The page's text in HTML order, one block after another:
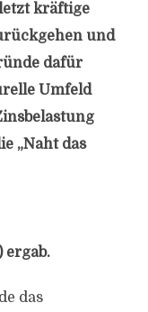
kräftige
und
dafür
Umfeld
„Naht das
ergab.
das